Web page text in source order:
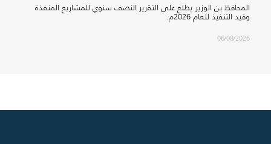
المحافظ بن الوزير يطلع على التقرير النصف سنوي للمشاريع المنفذة
وقيد التنفيذ للعام 2026م.
06/08/2026